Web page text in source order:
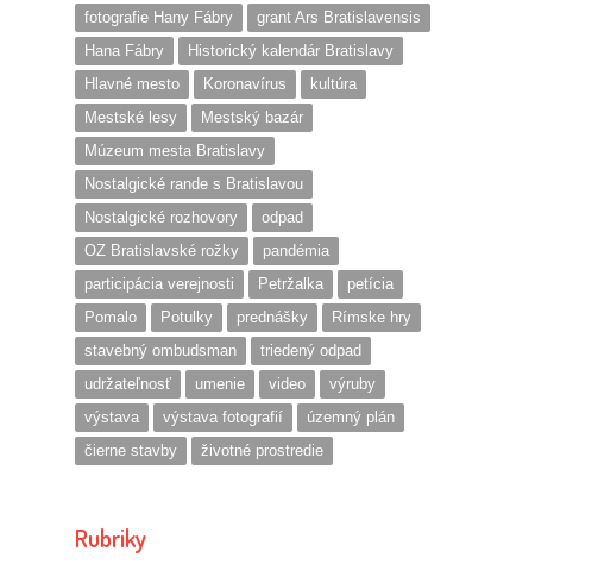
fotografie Hany Fábry
grant Ars Bratislavensis
Hana Fábry
Historický kalendár Bratislavy
Hlavné mesto
Koronavírus
kultúra
Mestské lesy
Mestský bazár
Múzeum mesta Bratislavy
Nostalgické rande s Bratislavou
Nostalgické rozhovory
odpad
OZ Bratislavské rožky
pandémia
participácia verejnosti
Petržalka
petícia
Pomalo
Potulky prednášky
Rímske hry
stavebný ombudsman
triedený odpad
udržateľnosť
umenie video
výruby
výstava
výstava fotografií
územný plán
čierne stavby
životné prostredie
Rubriky